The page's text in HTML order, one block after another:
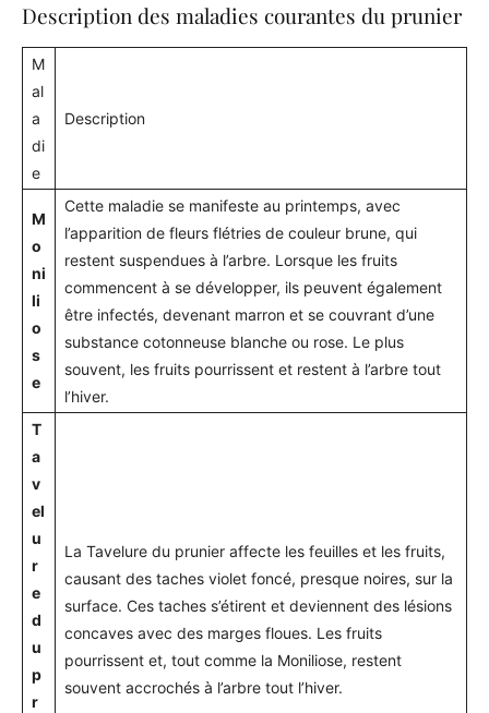
Description des maladies courantes du prunier
M
al
a
di
e
Description
M
o
ni
li
o
s
e
Cette maladie se manifeste au printemps, avec
l’apparition de fleurs flétries de couleur brune, qui
restent suspendues à l’arbre. Lorsque les fruits
commencent à se développer, ils peuvent également
être infectés, devenant marron et se couvrant d’une
substance cotonneuse blanche ou rose. Le plus
souvent, les fruits pourrissent et restent à l’arbre tout
l’hiver.
T
a
v
el
u
r
e
d
u
p
r
La Tavelure du prunier affecte les feuilles et les fruits,
causant des taches violet foncé, presque noires, sur la
surface. Ces taches s’étirent et deviennent des lésions
concaves avec des marges floues. Les fruits
pourrissent et, tout comme la Moniliose, restent
souvent accrochés à l’arbre tout l’hiver.